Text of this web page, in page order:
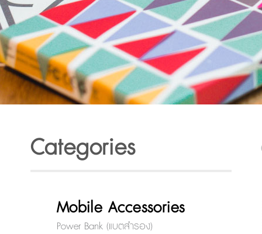
Categories
Mobile Accessories
Power Bank (แบตสำรอง)